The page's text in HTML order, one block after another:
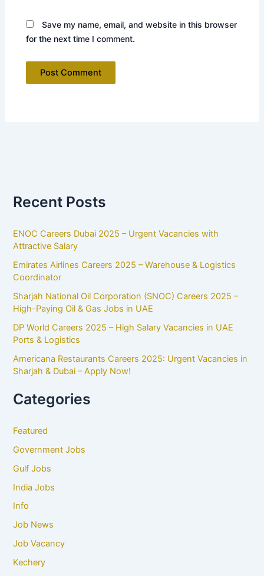
Save my name, email, and website in this browser
for the next time I comment.
Recent Posts
ENOC Careers Dubai 2025 – Urgent Vacancies with
Attractive Salary
Emirates Airlines Careers 2025 – Warehouse & Logistics
Coordinator
Sharjah National Oil Corporation (SNOC) Careers 2025 –
High-Paying Oil & Gas Jobs in UAE
DP World Careers 2025 – High Salary Vacancies in UAE
Ports & Logistics
Americana Restaurants Careers 2025: Urgent Vacancies in
Sharjah & Dubai – Apply Now!
Categories
Featured
Government Jobs
Gulf Jobs
India Jobs
Info
Job News
Job Vacancy
Kechery